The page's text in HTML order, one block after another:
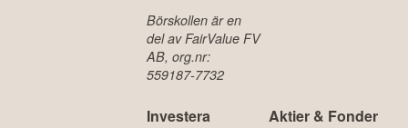
Börskollen är en
del av FairValue FV
AB, org.nr:
559187-7732
Investera Aktier & Fonder